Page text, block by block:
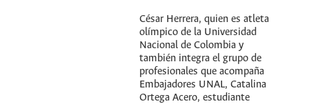
César Herrera, quien es atleta
olímpico de la Universidad
Nacional de Colombia y
también integra el grupo de
profesionales que acompaña
Embajadores UNAL, Catalina
Ortega Acero, estudiante